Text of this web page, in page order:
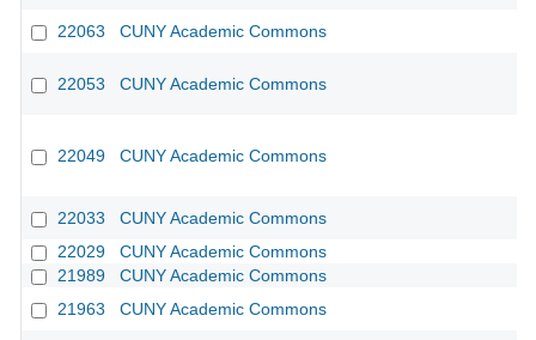
22063 CUNY Academic Commons
22053 CUNY Academic Commons
22049 CUNY Academic Commons
22033 CUNY Academic Commons
22029
CUNY Academic Commons
21989
CUNY Academic Commons
21963
CUNY Academic Commons